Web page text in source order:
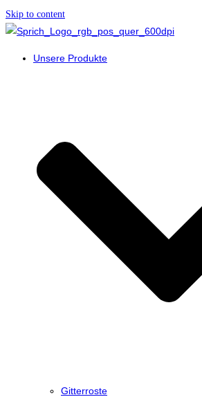
Skip to content
Unsere Produkte
Gitterroste